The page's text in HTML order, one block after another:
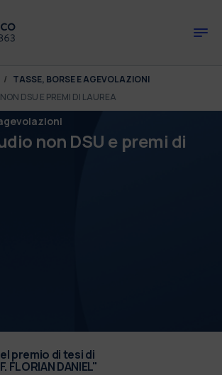
TASSE, BORSE E AGEVOLAZIONI
DSU E PREMI DI LAUREA
non DSU e premi di
premio di tesi di
DANIEL"